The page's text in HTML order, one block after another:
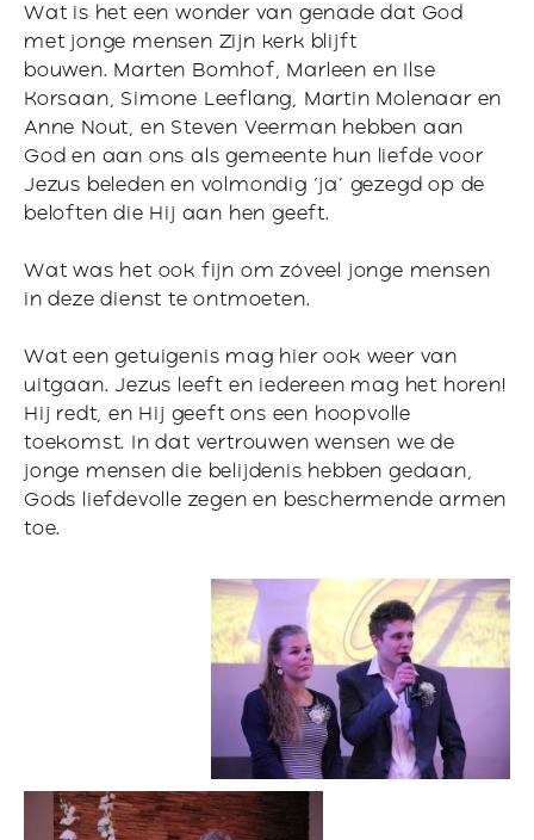
Wat is het een wonder van genade dat God
met jonge mensen Zijn kerk blijft
bouwen. Marten Bomhof, Marleen en Ilse
Korsaan, Simone Leeflang, Martin Molenaar en
Anne Nout, en Steven Veerman hebben aan
God en aan ons als gemeente hun liefde voor
Jezus beleden en volmondig ‘ja’ gezegd op de
beloften die Hij aan hen geeft.
Wat was het ook fijn om zóveel jonge mensen
in deze dienst te ontmoeten.
Wat een getuigenis mag hier ook weer van
uitgaan. Jezus leeft en iedereen mag het horen!
Hij redt, en Hij geeft ons een hoopvolle
toekomst. In dat vertrouwen wensen we de
jonge mensen die belijdenis hebben gedaan,
Gods liefdevolle zegen en beschermende armen
toe.